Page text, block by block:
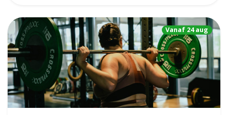
Vanaf 24 aug